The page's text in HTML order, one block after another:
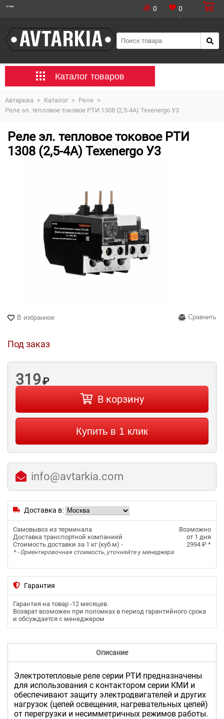
0 0
Каталог товаров
Автаркиа > Каталог > Реле >
Реле эл. тепловое токовое РТИ 1308 (2,5-4А) Texenergo У3
Реле эл. тепловое токовое РТИ
1308 (2,5-4А) Texenergo У3
В избранное Сравнить
Под заказ
319₽
В корзину
Купить в 1 клик
info@avtarkia.com
Доставка в:
Самовывоз из терминала
Возможно
Доставка транспортной компанией
от 1 дня
Стоимость доставки за 1 кг (куб.м) -
2994 ₽ *
* - Ориентировочная стоимость, уточняйте у менеджера
Гарантия
Гарантия на товар -12 месяцев.
Возврат возможен при поломках в период гарантийного срока
и обсуждается с менеджером
Описание
Электротепловые реле серии РТИ предназначены
для использования с контактором серии КМИ и
обеспечивают защиту электродвигателей и других
нагрузок (цепей освещения, нагревательных цепей)
от перегрузки и несимметричных режимов работы.